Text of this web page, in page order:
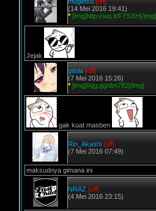
(14 Mei 2016 19:41)
* [img]http://wq.lt/FYSXH[/img]
Jejak
gtlola [off]
(7 Mei 2016 15:26)
* [img]//gg.gg/dm782[/img]
gak kuat masben
Rin_Akashi [off]
(7 Mei 2016 07:49)
maksudnya gimana ini
NRAZ [off]
(4 Mei 2016 23:15)